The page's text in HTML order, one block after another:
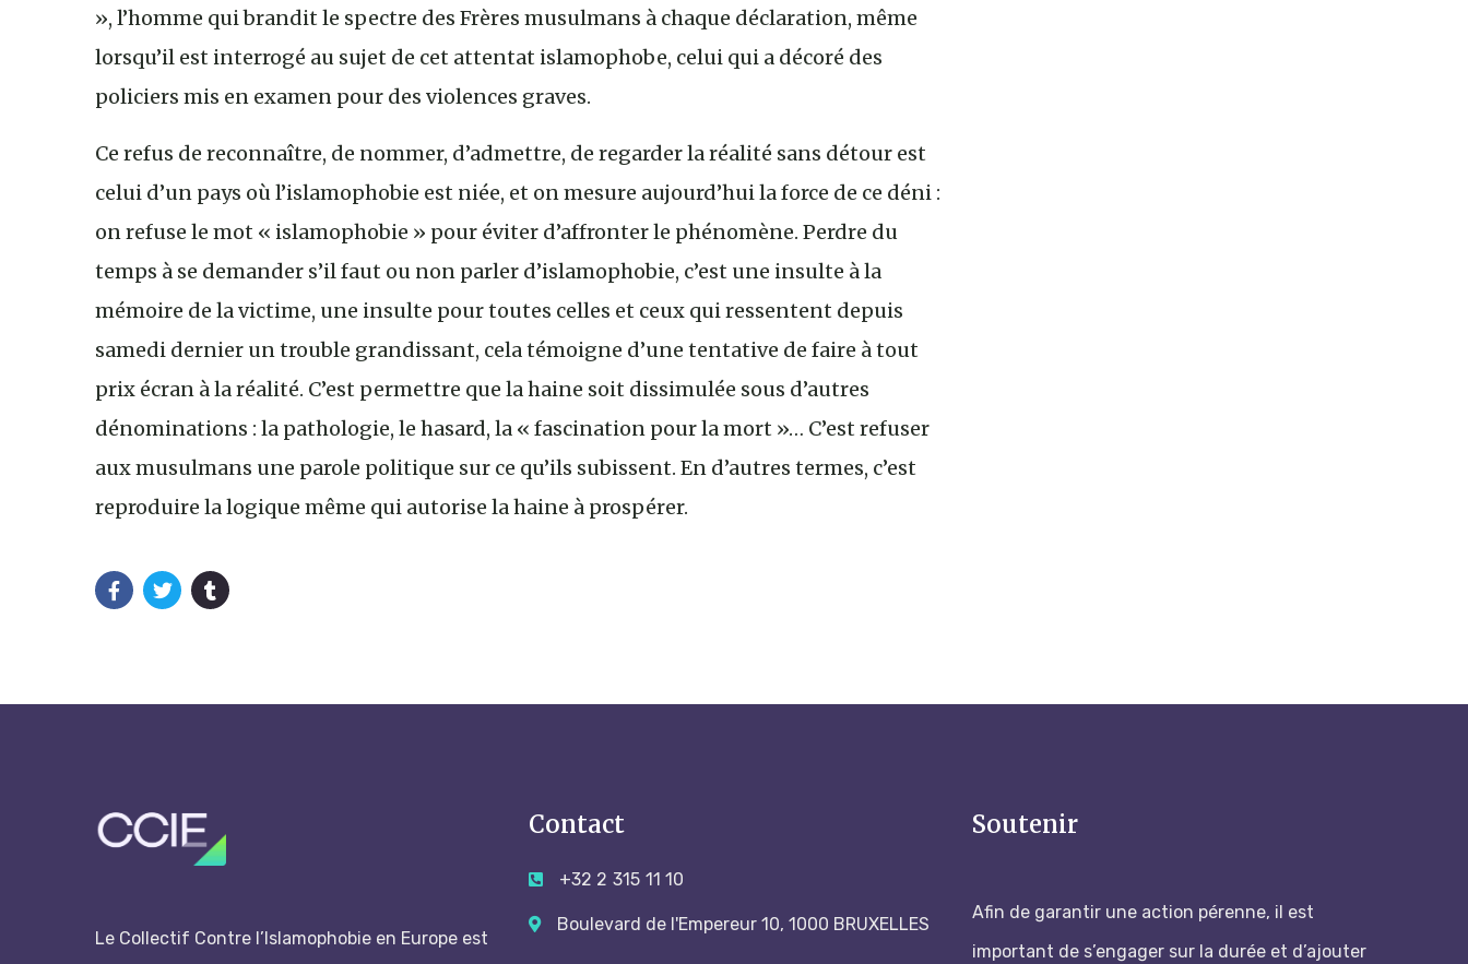
», l’homme qui brandit le spectre des Frères musulmans à chaque déclaration, même
lorsqu’il est interrogé au sujet de cet attentat islamophobe, celui qui a décoré des
policiers mis en examen pour des violences graves.
Ce refus de reconnaître, de nommer, d’admettre, de regarder la réalité sans détour est
celui d’un pays où l’islamophobie est niée, et on mesure aujourd’hui la force de ce déni :
on refuse le mot « islamophobie » pour éviter d’affronter le phénomène. Perdre du
temps à se demander s’il faut ou non parler d’islamophobie, c’est une insulte à la
mémoire de la victime, une insulte pour toutes celles et ceux qui ressentent depuis
samedi dernier un trouble grandissant, cela témoigne d’une tentative de faire à tout
prix écran à la réalité. C’est permettre que la haine soit dissimulée sous d’autres
dénominations : la pathologie, le hasard, la « fascination pour la mort »… C’est refuser
aux musulmans une parole politique sur ce qu’ils subissent. En d’autres termes, c’est
reproduire la logique même qui autorise la haine à prospérer.
Le Collectif Contre l’Islamophobie en Europe est
Contact
+32 2 315 11 10
Boulevard de l'Empereur 10, 1000 BRUXELLES
Soutenir
Afin de garantir une action pérenne, il est
important de s’engager sur la durée et d’ajouter